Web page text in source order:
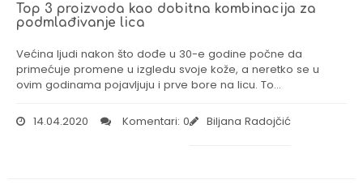
Top 3 proizvoda kao dobitna kombinacija za
podmlađivanje lica
Većina ljudi nakon što dođe u 30-e godine počne da
primećuje promene u izgledu svoje kože, a neretko se u
ovim godinama pojavljuju i prve bore na licu. To…
14.04.2020 Komentari: 0 Biljana Radojčić